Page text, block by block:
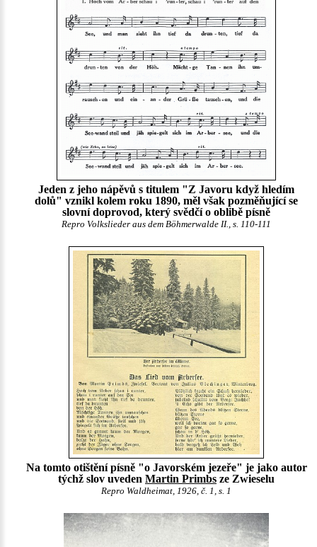
Jeden z jeho nápěvů s titulem "Z Javoru když hledím
dolů" vznikl kolem roku 1890, měl však pozměňující se
slovní doprovod, který svědčí o oblibě písně
Repro Volkslieder aus dem Böhmerwalde II., s. 110-111
Na tomto otištění písně "o Javorském jezeře" je jako autor
týchž slov uveden Martin Primbs ze Zwieselu
Repro Waldheimat, 1926, č. 1, s. 1